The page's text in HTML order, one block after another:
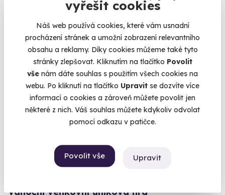
vyřešit cookies
Náš web používá cookies, které vám usnadní
procházení stránek a umožní zobrazení relevantního
obsahu a reklamy. Díky cookies můžeme také tyto
stránky zlepšovat. Kliknutím na tlačítko Povolit
vše nám dáte souhlas s použitím všech cookies na
webu. Po kliknutí na tlačítko Upravit se dozvíte více
informací o cookies a zároveň můžete povolit jen
některé z nich. Váš souhlas můžete kdykoliv odvolat
pomocí odkazu v patičce.
Povolit vše Upravit
1 050 Kč
950 Kč
Volný termín už 07. 08. 2026
AKCE
Vánoční venkovní úniková hra